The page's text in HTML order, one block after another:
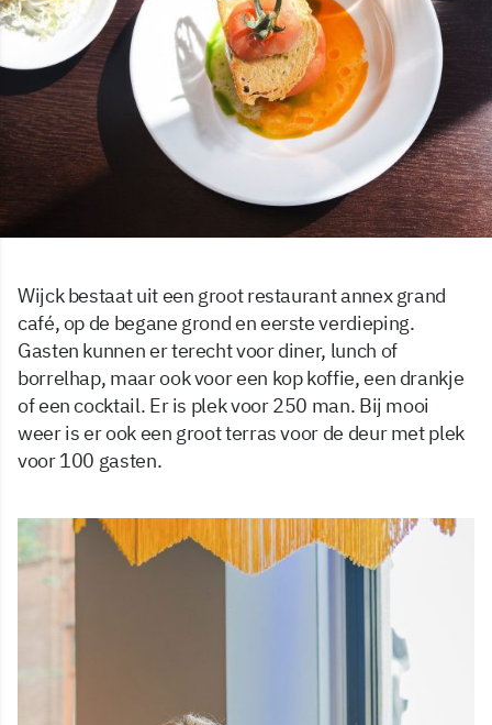
Wijck bestaat uit een groot restaurant annex grand
café, op de begane grond en eerste verdieping.
Gasten kunnen er terecht voor diner, lunch of
borrelhap, maar ook voor een kop koffie, een drankje
of een cocktail. Er is plek voor 250 man. Bij mooi
weer is er ook een groot terras voor de deur met plek
voor 100 gasten.